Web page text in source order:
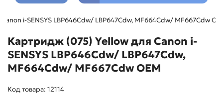
i-SENSYS LBP646Сdw/ LBP647Cdw, MF664Cdw/ MF667Cdw
Картридж (075) Yellow для Canon i-
SENSYS LBP646Сdw/ LBP647Cdw,
MF664Cdw/ MF667Cdw ОЕМ
Код товара: 12114